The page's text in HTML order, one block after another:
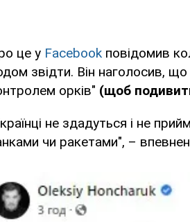
це у Facebook повідомив
звідти. Він наголосив,
орків" (щоб
не здадуться і не
чи ракетами", –